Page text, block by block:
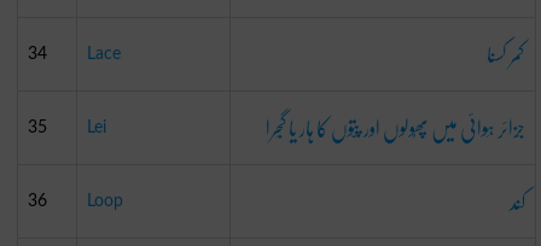
34 Lace کمر کسنا
35 Lei جَزائر ہَوائی میں پھُولوں اور پَتّوں کا ہار یا گَجرا
36 Loop کند